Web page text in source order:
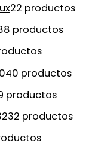
22 productos
8 productos
40 productos
productos
32 productos